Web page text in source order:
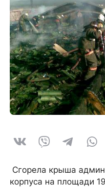
Сгорела крыша
корпуса на площади